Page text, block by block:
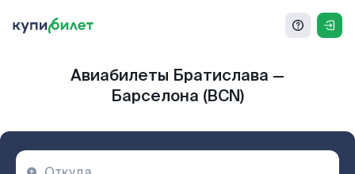
Авиабилеты Братислава —
Барселона (BCN)